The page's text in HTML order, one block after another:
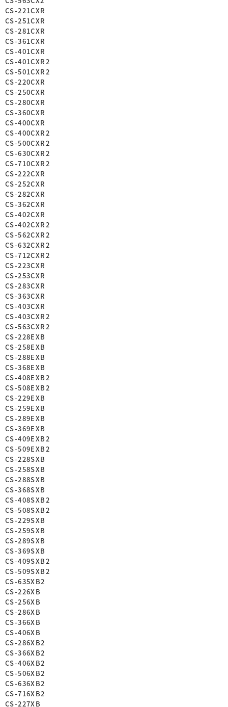
CS-221CXR
CS-251CXR
CS-281CXR
CS-361CXR
CS-401CXR
CS-401CXR2
CS-501CXR2
CS-220CXR
CS-250CXR
CS-280CXR
CS-360CXR
CS-400CXR
CS-400CXR2
CS-500CXR2
CS-630CXR2
CS-710CXR2
CS-222CXR
CS-252CXR
CS-282CXR
CS-362CXR
CS-402CXR
CS-402CXR2
CS-562CXR2
CS-632CXR2
CS-712CXR2
CS-223CXR
CS-253CXR
CS-283CXR
CS-363CXR
CS-403CXR
CS-403CXR2
CS-563CXR2
CS-228EXB
CS-258EXB
CS-288EXB
CS-368EXB
CS-408EXB2
CS-508EXB2
CS-229EXB
CS-259EXB
CS-289EXB
CS-369EXB
CS-409EXB2
CS-509EXB2
CS-228SXB
CS-258SXB
CS-288SXB
CS-368SXB
CS-408SXB2
CS-508SXB2
CS-229SXB
CS-259SXB
CS-289SXB
CS-369SXB
CS-409SXB2
CS-509SXB2
CS-635XB2
CS-226XB
CS-256XB
CS-286XB
CS-366XB
CS-406XB
CS-286XB2
CS-366XB2
CS-406XB2
CS-506XB2
CS-636XB2
CS-716XB2
CS-227XB